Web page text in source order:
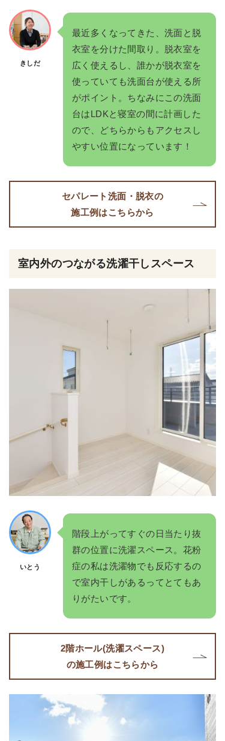
きしだ
最近多くなってきた、洗面と脱
衣室を分けた間取り。脱衣室を
広く使えるし、誰かが脱衣室を
使っていても洗面台が使える所
がポイント。ちなみにこの洗面
台はLDKと寝室の間に計画した
ので、どちらからもアクセスし
やすい位置になっています！
セパレート洗面・脱衣の
施工例はこちらから
室内外のつながる洗濯干しスペース
いとう
階段上がってすぐの日当たり抜
群の位置に洗濯スペース。花粉
症の私は洗濯物でも反応するの
で室内干しがあるってとてもあ
りがたいです。
2階ホール(洗濯スペース)
の施工例はこちらから